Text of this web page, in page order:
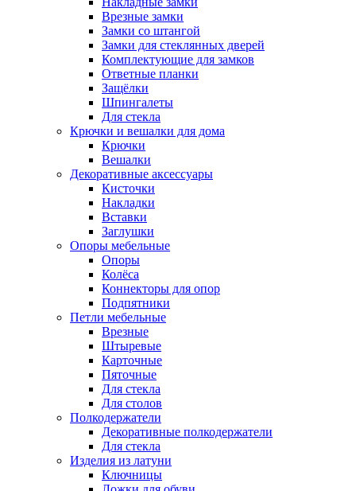
Врезные замки
Замки со штангой
Замки для стеклянных дверей
Комплектующие для замков
Ответные планки
Защёлки
Шпингалеты
Для стекла
Крючки и вешалки для дома
Крючки
Вешалки
Декоративные аксессуары
Кисточки
Накладки
Вставки
Заглушки
Опоры мебельные
Опоры
Колёса
Коннекторы для опор
Подпятники
Петли мебельные
Врезные
Штыревые
Карточные
Пяточные
Для стекла
Для столов
Полкодержатели
Декоративные полкодержатели
Для стекла
Изделия из латуни
Ключницы